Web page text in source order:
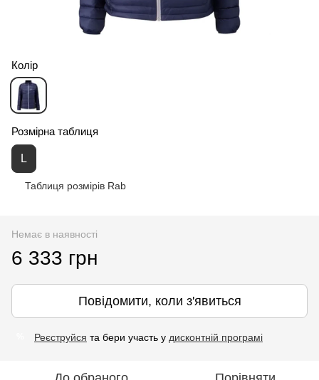
Колір
Розмірна таблиця
L
Таблиця розмірів Rab
Немає в наявності
6 333 грн
Повідомити, коли з'явиться
Реєструйся та бери участь у дисконтній програмі